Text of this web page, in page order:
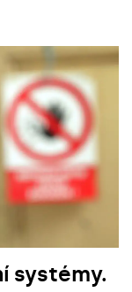
systémy.